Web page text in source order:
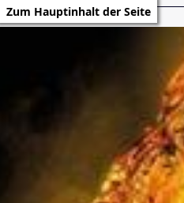
Zum Hauptinhalt der Seite